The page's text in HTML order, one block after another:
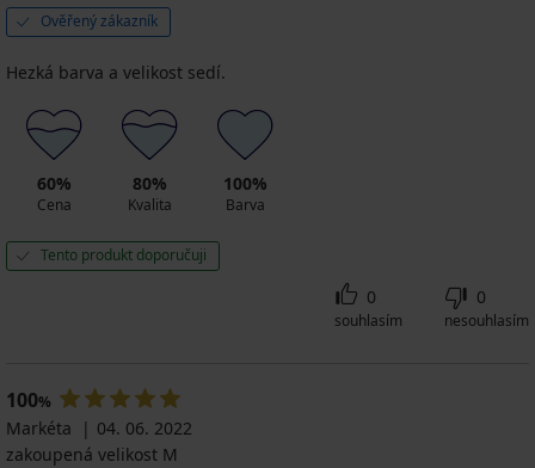
Ověřený zákazník
Hezká barva a velikost sedí.
60%
Cena
80%
Kvalita
100%
Barva
Tento produkt doporučuji
0
souhlasím
0
nesouhlasím
100%
Markéta
04. 06. 2022
zakoupená velikost M